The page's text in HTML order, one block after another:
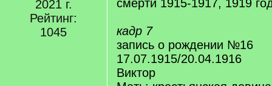
2021 г.
Рейтинг:
1045
смерти 1915-1917, 1919
кадр 7
запись о рождении №16
17.07.1915/20.04.1916
Виктор